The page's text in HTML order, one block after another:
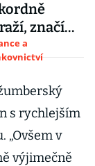
značí
Co
šoková
ČNB s
a
s rychlejším
„Ovšem v
výjimečně